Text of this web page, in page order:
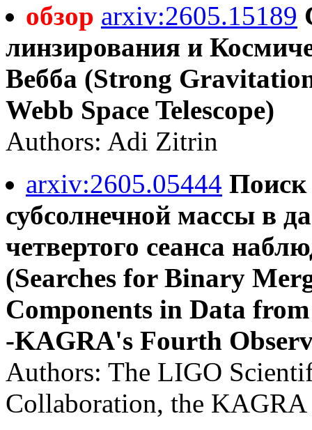
обзор arxiv:2605.15189
линзирования и
Вебба (Strong
Webb Space Telescope)
Authors: Adi Zitrin
arxiv:2605.05444 Поиск
субсолнечной массы в
четвертого сеанса
(Searches for Binary
Components in Data
-KAGRA's Fourth
Authors: The LIGO
Collaboration, the